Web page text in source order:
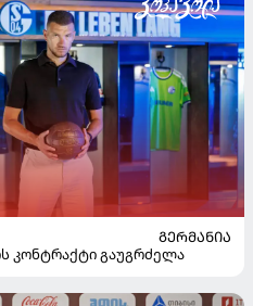
ᲒᲔᲠᲛᲐᲜᲘᲐ
კონტრაქტი გაუგრძელა